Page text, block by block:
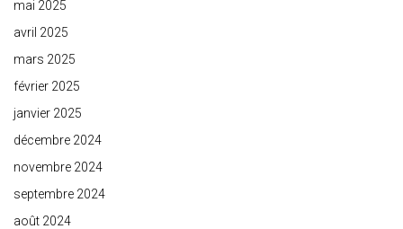
mai 2025
avril 2025
mars 2025
février 2025
janvier 2025
décembre 2024
novembre 2024
septembre 2024
août 2024